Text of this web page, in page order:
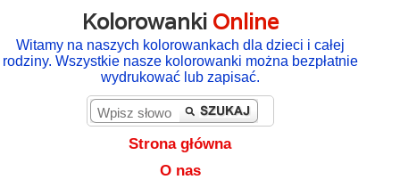
Kolorowanki Online
Witamy na naszych kolorowankach dla dzieci i całej
rodziny. Wszystkie nasze kolorowanki można bezpłatnie
wydrukować lub zapisać.
Strona główna
O nas